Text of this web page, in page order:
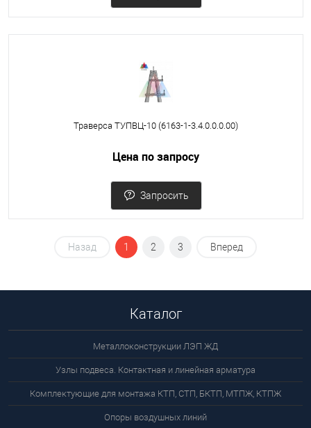
Траверса ТУПВЦ-10 (6163-1-3.4.0.0.0.00)
Цена по запросу
Запросить
Назад 1 2 3 Вперед
Каталог
Металлоконструкции ЛЭП ЖД
Узлы подвеса. Контактная и линейная арматура
Комплектующие для монтажа КТП, СТП, БКТП, МТПЖ, КТПЖ
Опоры воздушных линий